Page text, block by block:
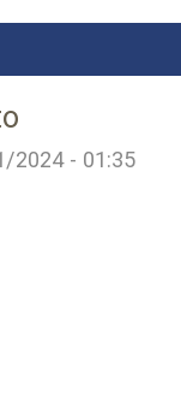
2024 - 01:35